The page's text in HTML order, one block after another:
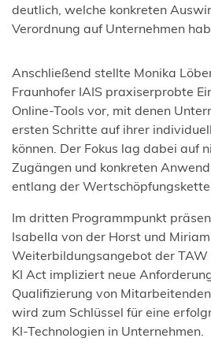
deutlich, welche konkreten
Verordnung auf Unternehmen
Anschließend stellte Monika
Fraunhofer IAIS praxiserprobte
Online-Tools vor, mit denen
ersten Schritte auf ihrer
können. Der Fokus lag dabei auf
Zugängen und konkreten
entlang der Wertschöpfungskette.
Im dritten Programmpunkt
Isabella von der Horst und
Weiterbildungsangebot der
KI Act impliziert neue
Qualifizierung von
wird zum Schlüssel für eine
KI-Technologien in Unternehmen.